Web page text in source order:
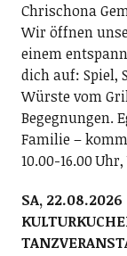
Chrischona
Wir öffnen
einem
dich auf: Spiel,
Würste vom
Begegnungen.
Familie –
10.00-16.00
SA, 22.08.2026